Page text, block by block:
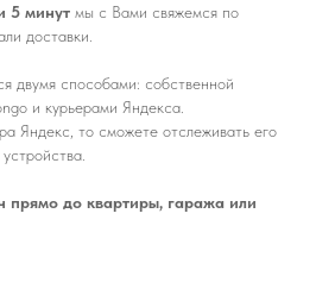
5 минут мы с Вами свяжемся по
доставки.
двумя способами: собственной
и курьерами Яндекса.
Яндекс, то сможете отслеживать его
прямо до квартиры, гаража или